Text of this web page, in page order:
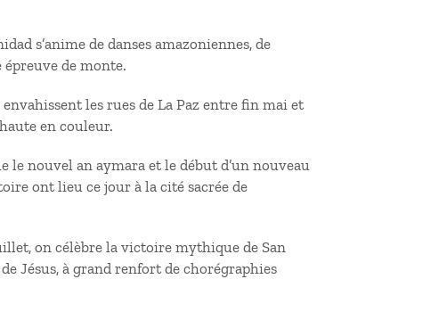
s’anime de danses amazoniennes, de
de monte.
les rues de La Paz entre fin mai et
en couleur.
le nouvel an aymara et le début d’un nouveau
ont lieu ce jour à la cité sacrée de
on célèbre la victoire mythique de San
Jésus, à grand renfort de chorégraphies